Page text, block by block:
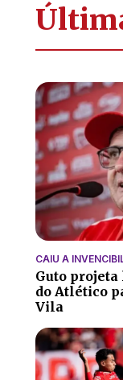
CAIU A
Guto
do Atlético
Vila